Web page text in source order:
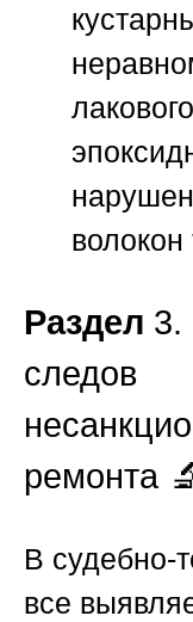
волокон
Раздел 3.
следов
ремонта 🔬
В судебно-
все